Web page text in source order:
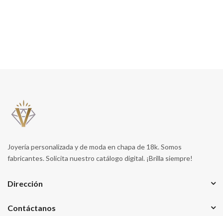
Joyería personalizada y de moda en chapa de 18k. Somos
fabricantes. Solicita nuestro catálogo digital. ¡Brilla siempre!
Dirección
Contáctanos